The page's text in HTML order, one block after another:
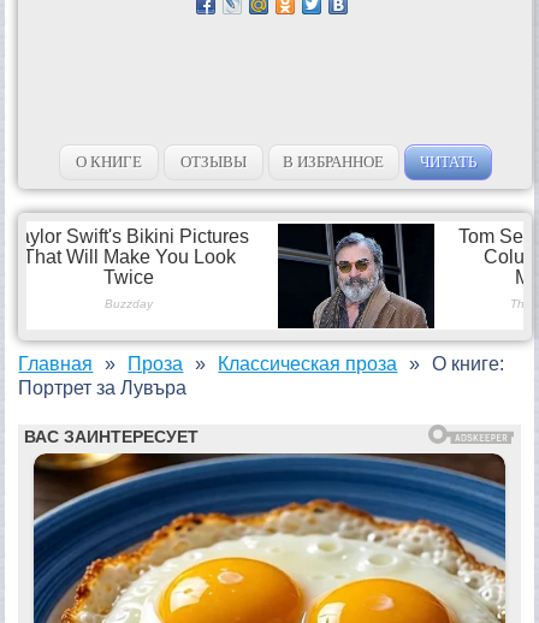
О КНИГЕ ОТЗЫВЫ В ИЗБРАННОЕ ЧИТАТЬ
Главная Проза Классическая проза
О книге:
Портрет за Лувъра